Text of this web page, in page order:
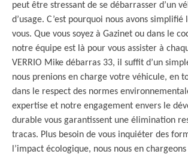
peut être stressant de se débarrasser d’un
d’usage. C’est pourquoi nous avons simplifié
vous. Que vous soyez à Gazinet ou dans le
notre équipe est là pour vous assister à
VERRIO Mike débarras 33, il suffit d’un
nous prenions en charge votre véhicule, en
dans le respect des normes
expertise et notre engagement envers le
durable vous garantissent une élimination
tracas. Plus besoin de vous inquiéter des
l’impact écologique, nous nous en